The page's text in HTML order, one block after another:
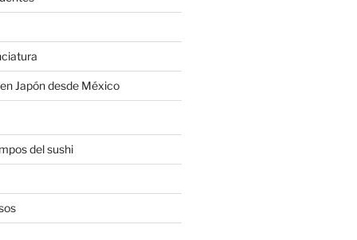
Japón desde México
del sushi